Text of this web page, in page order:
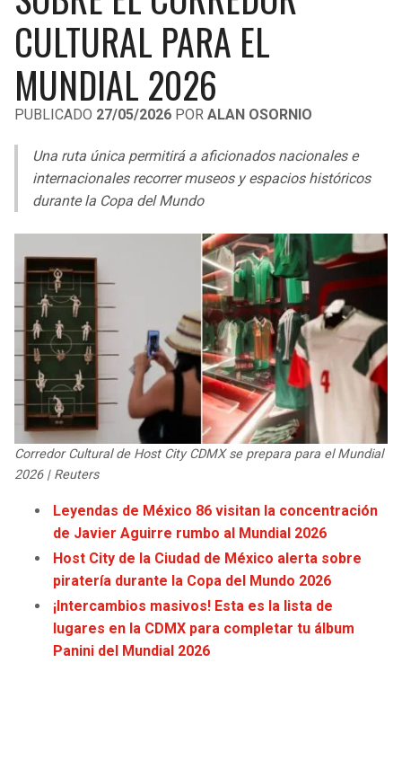
LIGA DE EXPANSIÓN MX
LEAGUES CUP
UEFA EUROPA LEAGUE
UEFA CONFERENCE LEAGUE
MLS
COPA SUDAMERICANA
LIGA BETPLAY
OTRAS LIGAS
CHARGERS
BENGALS
BROWNS
STEELERS
TEXANS
COLTS
JAGUARS
COWBOYS
GIANTS
EAGLES
COMMANDERS
PISTONS
BUCKS
HAWKS
HORNETS
HEAT
MAGIC
WIZARDS
CLIPPERS
LAKERS
SUNS
KINGS
CULTURAL PARA EL
MUNDIAL 2026
PUBLICADO 27/05/2026 POR ALAN OSORNIO
Una ruta única permitirá a aficionados nacionales e
internacionales recorrer museos y espacios históricos
durante la Copa del Mundo
Corredor Cultural de Host City CDMX se prepara para el Mundial
2026 | Reuters
Leyendas de México 86 visitan la concentración
de Javier Aguirre rumbo al Mundial 2026
Host City de la Ciudad de México alerta sobre
piratería durante la Copa del Mundo 2026
¡Intercambios masivos! Esta es la lista de
lugares en la CDMX para completar tu álbum
Panini del Mundial 2026